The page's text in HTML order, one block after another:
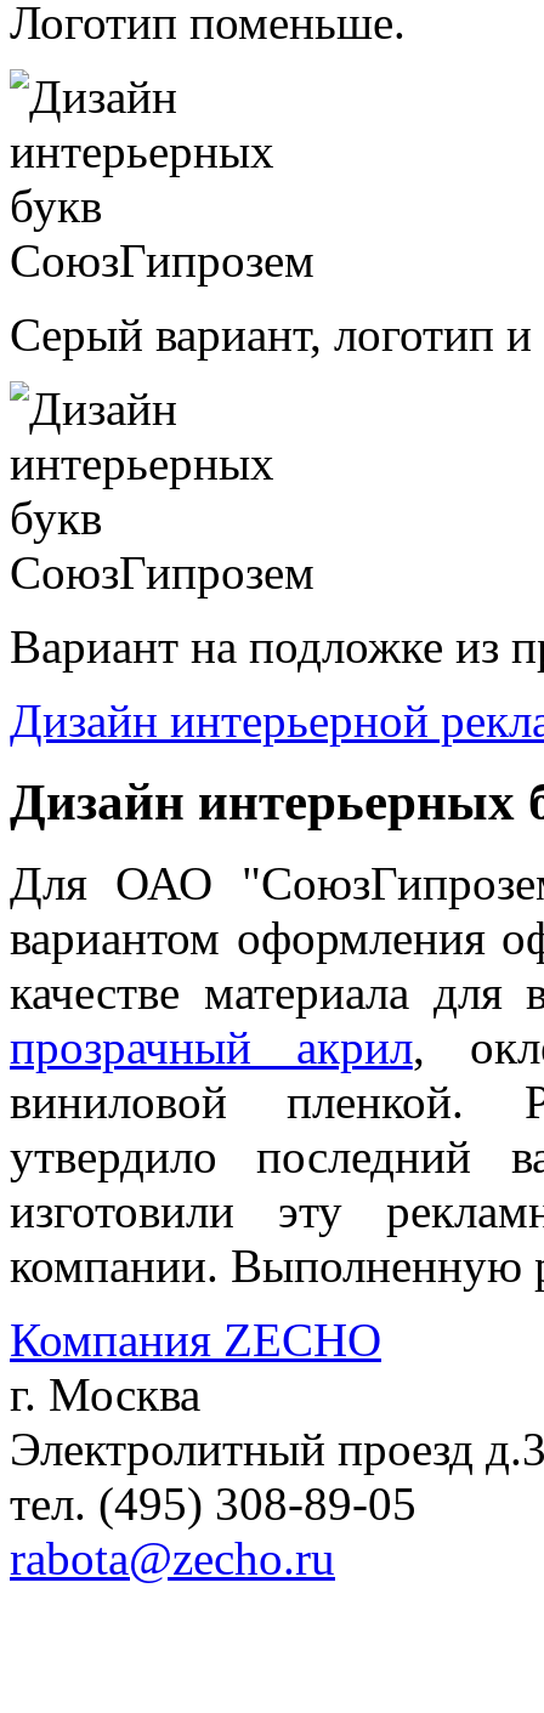
Логотип поменьше.
Серый вариант, логотип и
Вариант на подложке из
Дизайн интерьерной
Дизайн интерьерных
Для ОАО
вариантом оформления
качестве материала для
прозрачный акрил,
виниловой пленкой.
утвердило последний
изготовили эту
компании. Выполненную
Компания ZECHO
г. Москва
Электролитный проезд
тел. (495) 308-89-05
rabota@zecho.ru